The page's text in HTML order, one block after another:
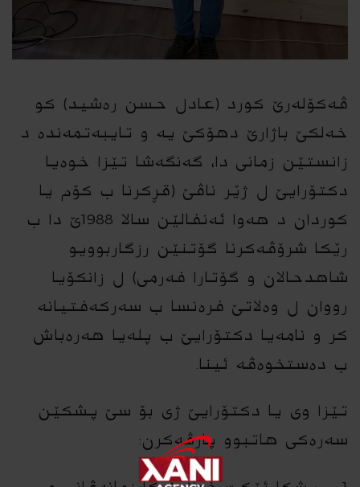
ڤەكۆلەرێ کورد (عادل حسن رەشید) کو
خەلکێ باژارێ دهۆکێ یە و تایبەتمەندە د
زانستێن زمانى دا، گەنگەشا تێزا خوەیا
دکتۆرایێ ل ژێر ناڤێ (قڕکرنا ب کۆم یا
کوردان د هەوا ئەنفالێن سالا 1988ێ دا ب
رێکا شرۆڤەکرنا گۆتنێن رزگاربوویو
شاهدحالان و گۆتارا فەرمى) ل زانکۆیا
رووان ل وەلاتێ فرەنسا ب سەرکەفتیانە
کر و نامەیا دکتۆرایێ ب پلەیا هەرەباش
ب دەستخوەڤە ئینا.
تێزا وى یا دکتۆرایێ ژى بۆ سێ پشکێن
سەرەکى هاتبوو پارڤەکرن: